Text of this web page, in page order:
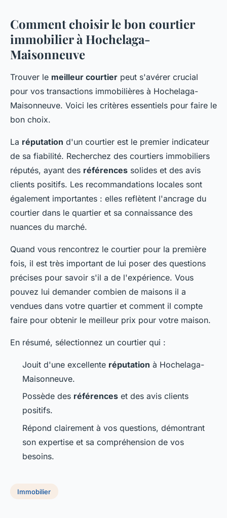
Comment choisir le bon courtier
immobilier à Hochelaga-
Maisonneuve
Trouver le meilleur courtier peut s'avérer crucial
pour vos transactions immobilières à Hochelaga-
Maisonneuve. Voici les critères essentiels pour faire le
bon choix.
La réputation d'un courtier est le premier indicateur
de sa fiabilité. Recherchez des courtiers immobiliers
réputés, ayant des références solides et des avis
clients positifs. Les recommandations locales sont
également importantes : elles reflètent l'ancrage du
courtier dans le quartier et sa connaissance des
nuances du marché.
Quand vous rencontrez le courtier pour la première
fois, il est très important de lui poser des questions
précises pour savoir s'il a de l'expérience. Vous
pouvez lui demander combien de maisons il a
vendues dans votre quartier et comment il compte
faire pour obtenir le meilleur prix pour votre maison.
En résumé, sélectionnez un courtier qui :
Jouit d'une excellente réputation à Hochelaga-
Maisonneuve.
Possède des références et des avis clients
positifs.
Répond clairement à vos questions, démontrant
son expertise et sa compréhension de vos
besoins.
Immobilier